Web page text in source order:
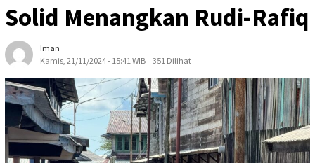
Solid Menangkan Rudi-Rafiq
Iman
Kamis, 21/11/2024 - 15:41 WIB
351 Dilihat